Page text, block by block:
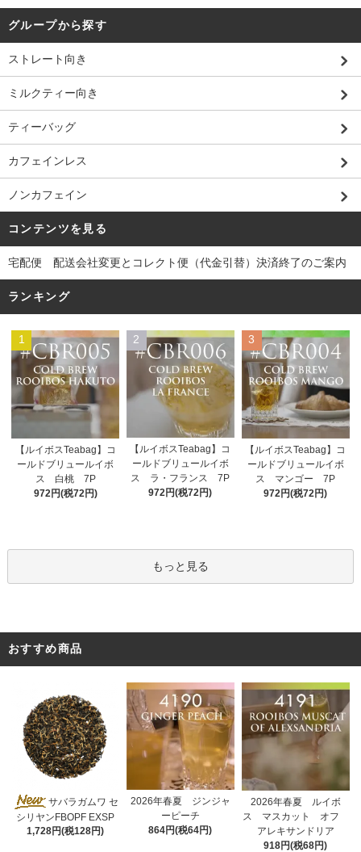
グループから探す
ストレート向き
ミルクティー向き
ティーバッグ
カフェインレス
ノンカフェイン
コンテンツを見る
宅配便 配送会社変更とコレクト便（代金引替）決済終了のご案内
ランキング
1
【ルイボスTeabag】コ
ールドブリュールイボ
ス 白桃 7P
972円(税72円)
2
【ルイボスTeabag】コ
ールドブリュールイボ
ス ラ・フランス 7P
972円(税72円)
3
【ルイボスTeabag】コ
ールドブリュールイボ
ス マンゴー 7P
972円(税72円)
もっと見る
おすすめ商品
サバラガムワ セ
シリヤンFBOPF EXSP
1,728円(税128円)
2026年春夏 ジンジャ
ーピーチ
864円(税64円)
2026年春夏 ルイボ
ス マスカット オフ
アレキサンドリア
918円(税68円)